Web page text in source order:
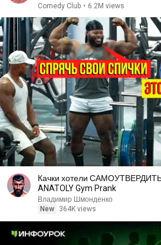
Comedy Club • 6.2M views
Качки хотели
ANATOLY Gym Prank
Владимир Шмонденко
New
364K views